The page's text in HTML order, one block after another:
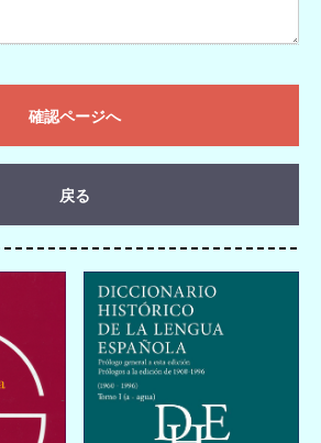
確認ページへ
戻る